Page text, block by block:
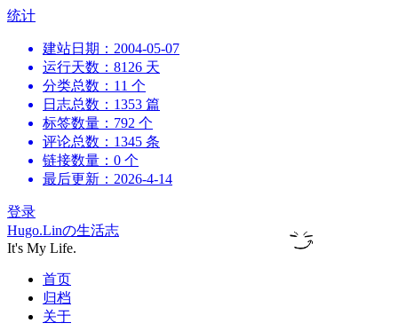
跳
统计
建站日期：2004-05-07
运行天数：8126 天
分类总数：11 个
日志总数：1353 篇
标签数量：792 个
评论总数：1345 条
链接数量：0 个
最后更新：2026-4-14
登录
Hugo.Linの生活志
It's My Life.
首页
归档
关于